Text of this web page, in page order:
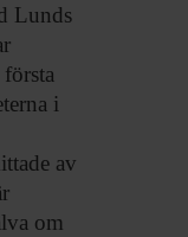
& RESOR
Lunds
första
i
av
om